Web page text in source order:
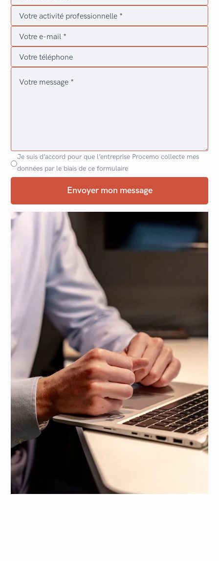
Je suis d’accord pour que l’entreprise Procemo collecte mes
données par le biais de ce formulaire